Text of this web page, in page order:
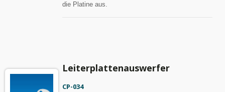
die Platine aus.
Leiterplattenauswerfer
CP-034